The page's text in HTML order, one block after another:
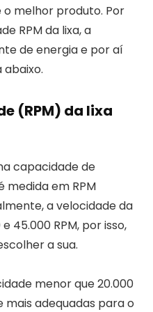
melhor produto. Por
RPM da lixa, a
de energia e por aí
abaixo.
(RPM) da lixa
capacidade de
medida em RPM
a velocidade da
45.000 RPM, por isso,
a sua.
menor que 20.000
mais adequadas para o